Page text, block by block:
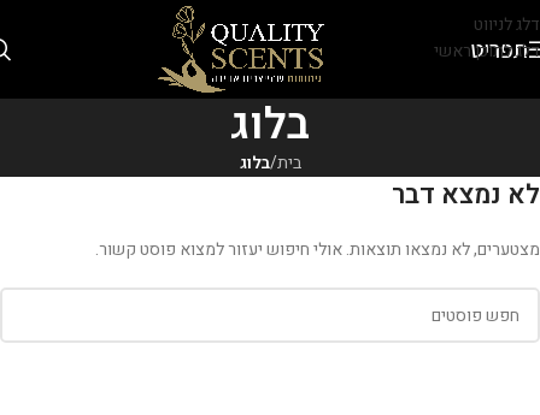
דלג לניווט
דלג לתוכן ראשי
תפריט
בלוג
בית/בלוג
לא נמצא דבר
מצטערים, לא נמצאו תוצאות. אולי חיפוש יעזור למצוא פוסט קשור.